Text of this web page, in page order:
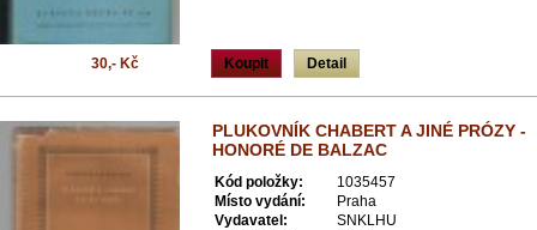
Koupit Detail
30,- Kč
PLUKOVNÍK CHABERT A JINÉ PRÓZY -
HONORÉ DE BALZAC
Kód položky:
1035457
Místo vydání:
Praha
Vydavatel:
SNKLHU